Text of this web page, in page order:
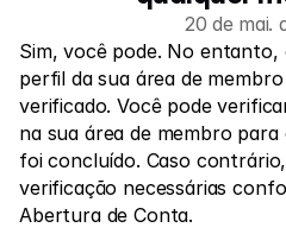
Negociação Social
Depósitos e levantamentos
Tipos de conta
Especificações de Conta
20 de mai.
Sim, você pode. No
perfil da sua área de
verificado. Você pode
na sua área de membro
foi concluído. Caso
verificação necessárias
Abertura de Conta.